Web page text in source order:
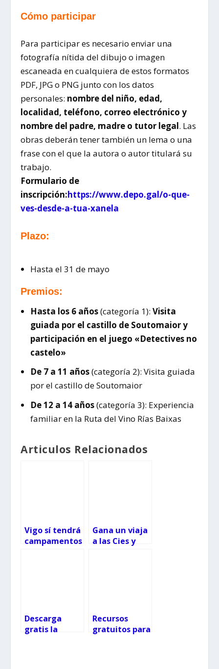
Cómo participar
Para participar es necesario enviar una
fotografía nítida del dibujo o imagen
escaneada en cualquiera de estos formatos
PDF, JPG o PNG junto con los datos
personales: nombre del niño, edad,
localidad, teléfono, correo electrónico y
nombre del padre, madre o tutor legal. Las
obras deberán tener también un lema o una
frase con el que la autora o autor titulará su
trabajo.
Formulario de
inscripción:https://www.depo.gal/o-que-
ves-desde-a-tua-xanela
Plazo:
Hasta el 31 de mayo
Premios:
Hasta los 6 años(categoría 1): Visita
guiada por el castillo de Soutomaior y
participación en el juego «Detectives no
castelo»
De 7 a 11 años(categoría 2): Visita guiada
por el castillo de Soutomaior
De 12 a 14 años(categoría 3): Experiencia
familiar en la Ruta del Vino Rías Baixas
Articulos Relacionados
Vigo sí tendrá
campamentos
Gana un viaja
a las Cies y
Descarga
gratis la
Recursos
gratuitos para